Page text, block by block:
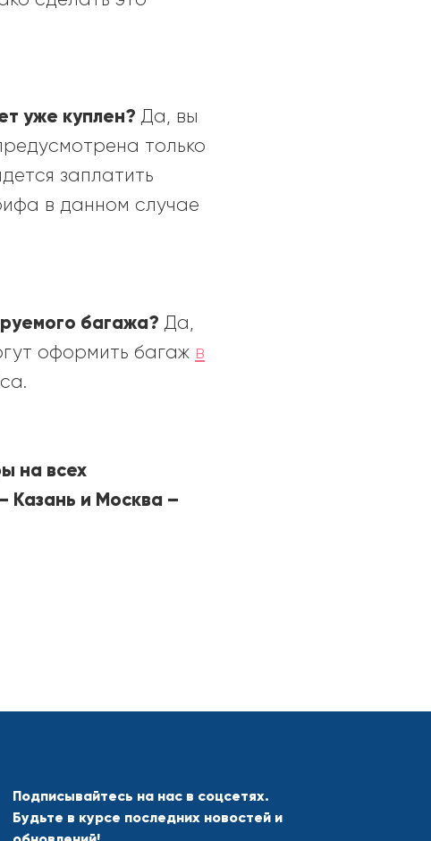
уже куплен? Да, вы
только
заплатить
в данном случае
багажа? Да,
оформить багаж в
на всех
Казань и Москва –
Подписывайтесь на нас в соцсетях.
Будьте в курсе последних новостей и